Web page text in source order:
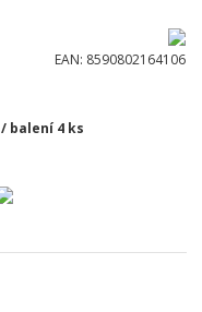
EAN: 8590802164106
/ balení 4 ks